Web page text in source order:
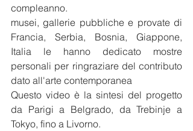
compleanno.
musei, gallerie pubbliche e provate di
Francia, Serbia, Bosnia, Giappone,
Italia le hanno dedicato mostre
personali per ringraziare del contributo
dato all'arte contemporanea
Questo video è la sintesi del progetto
da Parigi a Belgrado, da Trebinje a
Tokyo, fino a Livorno.